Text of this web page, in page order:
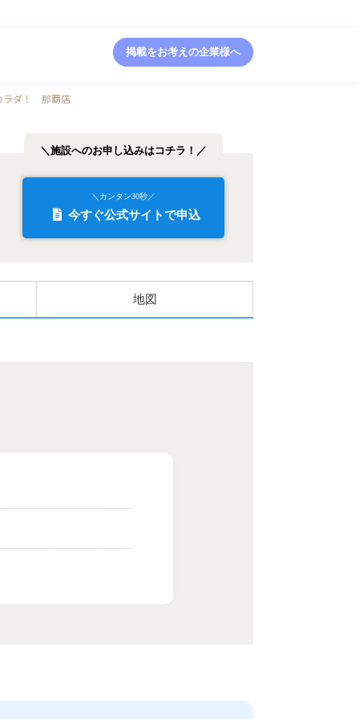
掲載をお考えの企業様へ
ラダ！ 那覇店
＼施設へのお申し込みはコチラ！／
＼カンタン30秒／
今すぐ公式サイトで申込
地図